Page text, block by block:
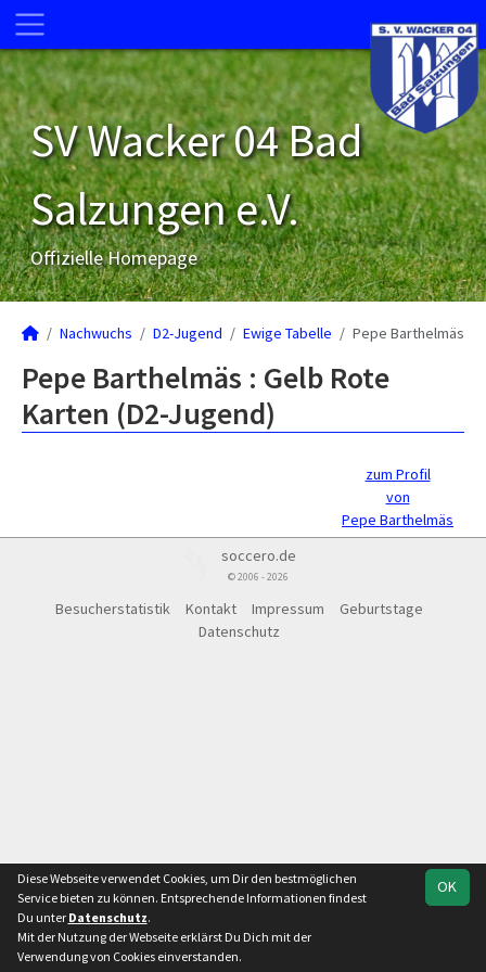
SV Wacker 04 Bad
Salzungen e.V.
Offizielle Homepage
Nachwuchs D2-Jugend Ewige Tabelle Pepe Barthelmäs
Pepe Barthelmäs : Gelb Rote
Karten (D2-Jugend)
zum Profil
von
Pepe Barthelmäs
soccero.de
© 2006 - 2026
Besucherstatistik Kontakt Impressum
Geburtstage
Datenschutz
OK
Diese Webseite verwendet Cookies, um Dir den bestmöglichen
Service bieten zu können. Entsprechende Informationen findest
Du unter Datenschutz.
Mit der Nutzung der Webseite erklärst Du Dich mit der
Verwendung von Cookies einverstanden.